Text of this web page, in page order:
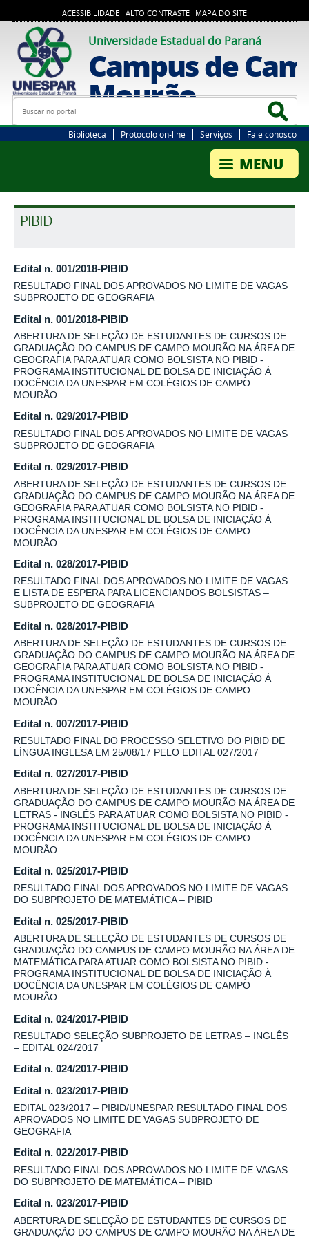
ACESSIBILIDADE ALTO CONTRASTE MAPA DO SITE
Universidade Estadual do Paraná
Campus de
Mourão
Busca
Biblioteca Protocolo on-line Serviços Fale conosco
PIBID
Edital n. 001/2018-PIBID
RESULTADO FINAL DOS APROVADOS NO LIMITE DE VAGAS
SUBPROJETO DE GEOGRAFIA
Edital n. 001/2018-PIBID
ABERTURA DE SELEÇÃO DE ESTUDANTES DE CURSOS DE
GRADUAÇÃO DO CAMPUS DE CAMPO MOURÃO NA ÁREA DE
GEOGRAFIA PARA ATUAR COMO BOLSISTA NO PIBID -
PROGRAMA INSTITUCIONAL DE BOLSA DE INICIAÇÃO À
DOCÊNCIA DA UNESPAR EM COLÉGIOS DE CAMPO
MOURÃO.
Edital n. 029/2017-PIBID
RESULTADO FINAL DOS APROVADOS NO LIMITE DE VAGAS
SUBPROJETO DE GEOGRAFIA
Edital n. 029/2017-PIBID
ABERTURA DE SELEÇÃO DE ESTUDANTES DE CURSOS DE
GRADUAÇÃO DO CAMPUS DE CAMPO MOURÃO NA ÁREA DE
GEOGRAFIA PARA ATUAR COMO BOLSISTA NO PIBID -
PROGRAMA INSTITUCIONAL DE BOLSA DE INICIAÇÃO À
DOCÊNCIA DA UNESPAR EM COLÉGIOS DE CAMPO
MOURÃO
Edital n. 028/2017-PIBID
RESULTADO FINAL DOS APROVADOS NO LIMITE DE VAGAS
E LISTA DE ESPERA PARA LICENCIANDOS BOLSISTAS –
SUBPROJETO DE GEOGRAFIA
Edital n. 028/2017-PIBID
ABERTURA DE SELEÇÃO DE ESTUDANTES DE CURSOS DE
GRADUAÇÃO DO CAMPUS DE CAMPO MOURÃO NA ÁREA DE
GEOGRAFIA PARA ATUAR COMO BOLSISTA NO PIBID -
PROGRAMA INSTITUCIONAL DE BOLSA DE INICIAÇÃO À
DOCÊNCIA DA UNESPAR EM COLÉGIOS DE CAMPO
MOURÃO.
Edital n. 007/2017-PIBID
RESULTADO FINAL DO PROCESSO SELETIVO DO PIBID DE
LÍNGUA INGLESA EM 25/08/17 PELO EDITAL 027/2017
Edital n. 027/2017-PIBID
ABERTURA DE SELEÇÃO DE ESTUDANTES DE CURSOS DE
GRADUAÇÃO DO CAMPUS DE CAMPO MOURÃO NA ÁREA DE
LETRAS - INGLÊS PARA ATUAR COMO BOLSISTA NO PIBID -
PROGRAMA INSTITUCIONAL DE BOLSA DE INICIAÇÃO À
DOCÊNCIA DA UNESPAR EM COLÉGIOS DE CAMPO
MOURÃO
Edital n. 025/2017-PIBID
RESULTADO FINAL DOS APROVADOS NO LIMITE DE VAGAS
DO SUBPROJETO DE MATEMÁTICA – PIBID
Edital n. 025/2017-PIBID
ABERTURA DE SELEÇÃO DE ESTUDANTES DE CURSOS DE
GRADUAÇÃO DO CAMPUS DE CAMPO MOURÃO NA ÁREA DE
MATEMÁTICA PARA ATUAR COMO BOLSISTA NO PIBID -
PROGRAMA INSTITUCIONAL DE BOLSA DE INICIAÇÃO À
DOCÊNCIA DA UNESPAR EM COLÉGIOS DE CAMPO
MOURÃO
Edital n. 024/2017-PIBID
RESULTADO SELEÇÃO SUBPROJETO DE LETRAS – INGLÊS
– EDITAL 024/2017
Edital n. 024/2017-PIBID
Edital n. 023/2017-PIBID
EDITAL 023/2017 – PIBID/UNESPAR RESULTADO FINAL DOS
APROVADOS NO LIMITE DE VAGAS SUBPROJETO DE
GEOGRAFIA
Edital n. 022/2017-PIBID
RESULTADO FINAL DOS APROVADOS NO LIMITE DE VAGAS
DO SUBPROJETO DE MATEMÁTICA – PIBID
Edital n. 023/2017-PIBID
ABERTURA DE SELEÇÃO DE ESTUDANTES DE CURSOS DE
GRADUAÇÃO DO CAMPUS DE CAMPO MOURÃO NA ÁREA DE